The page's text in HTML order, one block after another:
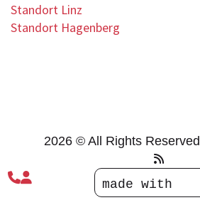

Standort Linz
Standort Hagenberg
2026 © All Rights Reserved
made with